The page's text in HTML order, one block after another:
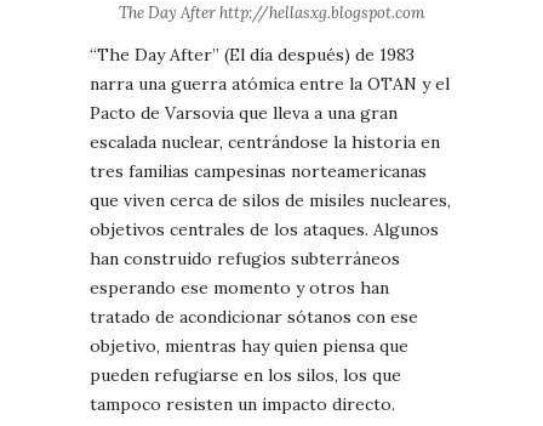
The Day After http://hellasxg.blogspot.com
“The Day After” (El día después) de 1983
narra una guerra atómica entre la OTAN y el
Pacto de Varsovia que lleva a una gran
escalada nuclear, centrándose la historia en
tres familias campesinas norteamericanas
que viven cerca de silos de misiles nucleares,
objetivos centrales de los ataques. Algunos
han construido refugios subterráneos
esperando ese momento y otros han
tratado de acondicionar sótanos con ese
objetivo, mientras hay quien piensa que
pueden refugiarse en los silos, los que
tampoco resisten un impacto directo.